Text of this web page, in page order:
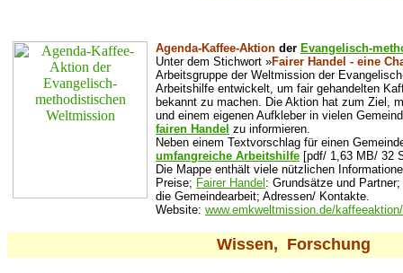
Agenda-Kaffee-Aktion der Evangelisch-
Unter dem Stichwort »Fairer Handel - eine
Arbeitsgruppe der Weltmission der
Arbeitshilfe entwickelt, um fair gehandelten
bekannt zu machen. Die Aktion hat zum Ziel,
und einem eigenen Aufkleber in vielen
fairen Handel zu informieren.
Neben einem Textvorschlag für einen
umfangreiche Arbeitshilfe [pdf/ 1,63 MB/ 32
Die Mappe enthält viele nützlichen
Preise; Fairer Handel : Grundsätze und
die Gemeindearbeit; Adressen/ Kontakte.
Website: www.emkweltmission.de/
Wissen, Forschung